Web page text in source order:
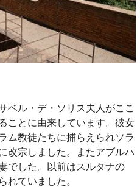
ベル・デ・ソリス夫人がここ
ことに由来しています。彼女
ム教徒たちに捕らえられソラ
改宗しました。またアブルハ
でした。以前はスルタナの
れていました。